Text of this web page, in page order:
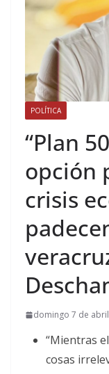
POLÍTICA
“Plan
opción
crisis
domingo 7 de
“Mientras
cosas